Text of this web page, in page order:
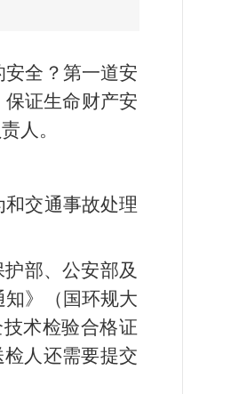
全？第一道安
证生命财产安
人。
交通事故处理
部、公安部及
》（国环规大
术检验合格证
人还需要提交